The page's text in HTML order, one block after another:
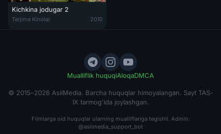
Kichkina jodugar 2
Kichkina jodugar 2 / Fuksiya Uzbek tilida 2010 O'zbekcha tarjima
Tarjima Kinolar 2010
Mualliflik huquqiAloqaDMCA
© 2015–2026 AsilMedia. Barcha huquqlar himoyalangan. Sayt TAS-
IX tarmog'ida joylashgan.
Filmlarga oid huquqlar ularning mualliflariga tegishli. Admin:
@asilmedia_support_bot